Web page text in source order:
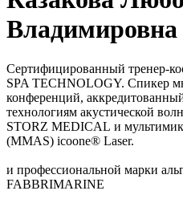
Владимировна
Сертифицированный тренер-
SPA TECHNOLOGY. Спикер
конференций,
технологиям акустической
STORZ MEDICAL и
(MMAS) icoone® Laser.
и профессиональной марки
FABBRIMARINE